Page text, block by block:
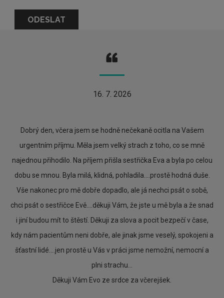
16. 7. 2026
Dobrý den, včera jsem se hodně nečekaně ocitla na Vašem
urgentním příjmu. Měla jsem velký strach z toho, co se mně
najednou přihodilo. Na příjem přišla sestřička Eva a byla po celou
dobu se mnou. Byla milá, klidná, pohladila....prostě hodná duše.
Vše nakonec pro mě dobře dopadlo, ale já nechci psát o sobě,
chci psát o sestřičce Evě....děkuji Vám, že jste u mě byla a že snad
i jiní budou mít to štěstí. Děkuji za slova a pocit bezpečí v čase,
kdy nám pacientům neni dobře, ale jinak jsme veselý, spokojeni a
šťastní lidé....jen prostě u Vás v práci jsme nemožní, nemocní a
plni strachu...
Děkuji Vám Evo ze srdce za včerejšek.